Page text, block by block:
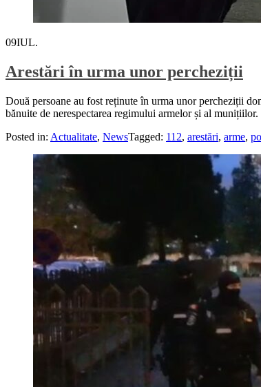
09IUL.
Arestări în urma unor percheziții
Două persoane au fost reținute în urma unor percheziții
bănuite de nerespectarea regimului armelor și al
Posted in: Actualitate, NewsTagged: 112, arestări, arme,